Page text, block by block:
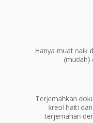
Hanya muat naik
(mudah)
Terjemahkan
kreol haiti
terjemahan